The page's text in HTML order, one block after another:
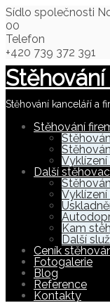
Sídlo společnosti
00
Telefon
+420 739 372 391
Stěhování kanceláří a
Stěhování
Vyklízení
Další
Kam
Další
Ceník
Fotogalerie
Blog
Reference
Kontakty